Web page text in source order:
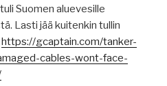
Suomen aluevesille
Lasti jää kuitenkin tullin
https://gcaptain.com/tanker-
cables-wont-face-